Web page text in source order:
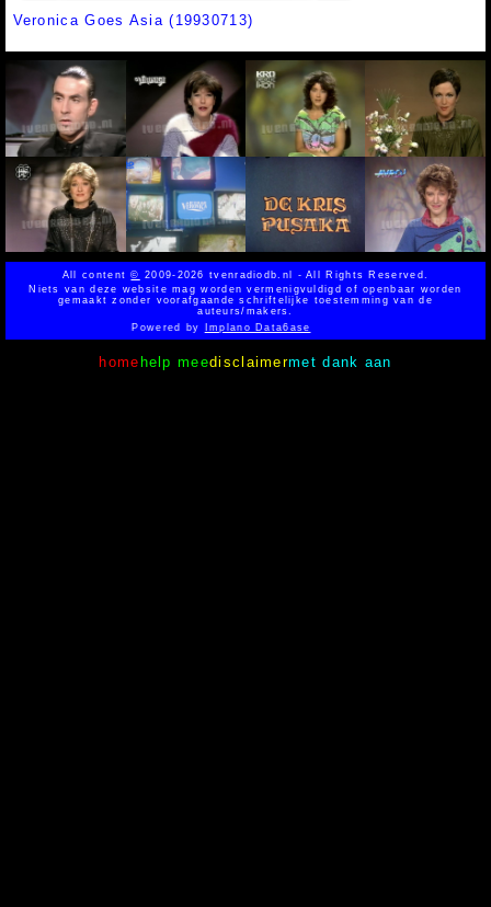
Veronica Goes Asia (19930713)
All content© 2009-2026 tvenradiodb.nl - All Rights Reserved.
Niets van deze website mag worden vermenigvuldigd of openbaar worden
gemaakt zonder voorafgaande schriftelijke toestemming van de
auteurs/makers.
Powered byImplano Data6ase
homehelp meedisclaimermet dank aan